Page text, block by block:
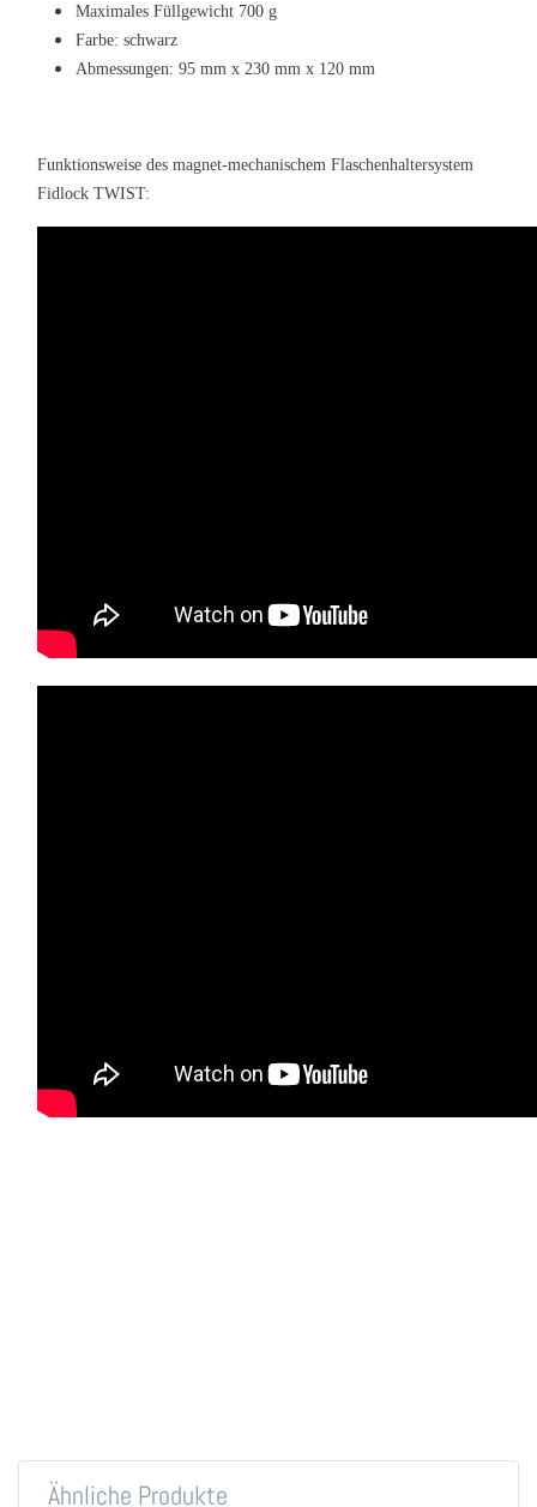
Maximales Füllgewicht 700 g
Farbe: schwarz
Abmessungen: 95 mm x 230 mm x 120 mm
Funktionsweise des magnet-mechanischem Flaschenhaltersystem
Fidlock TWIST:
Ähnliche Produkte